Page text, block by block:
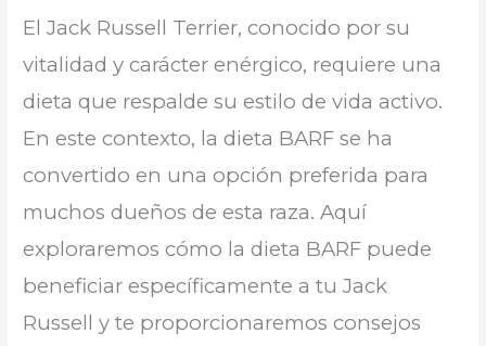
El Jack Russell Terrier, conocido por su
vitalidad y carácter enérgico, requiere una
dieta que respalde su estilo de vida activo.
En este contexto, la dieta BARF se ha
convertido en una opción preferida para
muchos dueños de esta raza. Aquí
exploraremos cómo la dieta BARF puede
beneficiar específicamente a tu Jack
Russell y te proporcionaremos consejos